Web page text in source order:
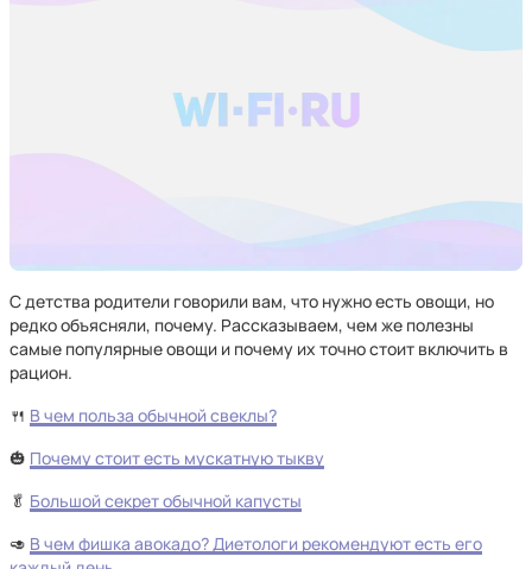
С детства родители говорили вам, что нужно есть овощи, но
редко объясняли, почему. Рассказываем, чем же полезны
самые популярные овощи и почему их точно стоит включить в
рацион.
🍴 В чем польза обычной свеклы?
🎃 Почему стоит есть мускатную тыкву
🥬 Большой секрет обычной капусты
🥑 В чем фишка авокадо? Диетологи рекомендуют есть его